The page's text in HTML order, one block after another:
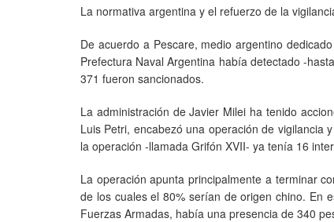
La normativa argentina y el refuerzo de la
De acuerdo a Pescare, medio argentino
Prefectura Naval Argentina había detectado -
371 fueron sancionados.
La administración de Javier Milei ha tenido
Luis Petri, encabezó una operación de vigilancia
la operación -llamada Grifón XVII- ya tenía 16
La operación apunta principalmente a terminar
de los cuales el 80% serían de origen chino. En
Fuerzas Armadas, había una presencia de 340